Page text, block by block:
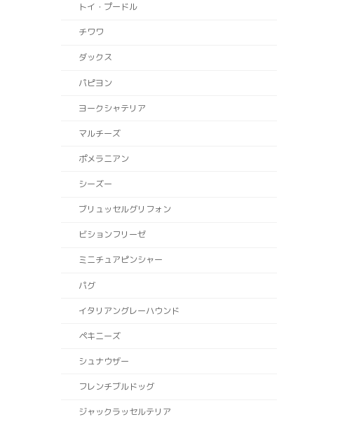
トイ・プードル
チワワ
ダックス
パピヨン
ヨークシャテリア
マルチーズ
ポメラニアン
シーズー
ブリュッセルグリフォン
ビションフリーゼ
ミニチュアピンシャー
パグ
イタリアングレーハウンド
ペキニーズ
シュナウザー
フレンチブルドッグ
ジャックラッセルテリア